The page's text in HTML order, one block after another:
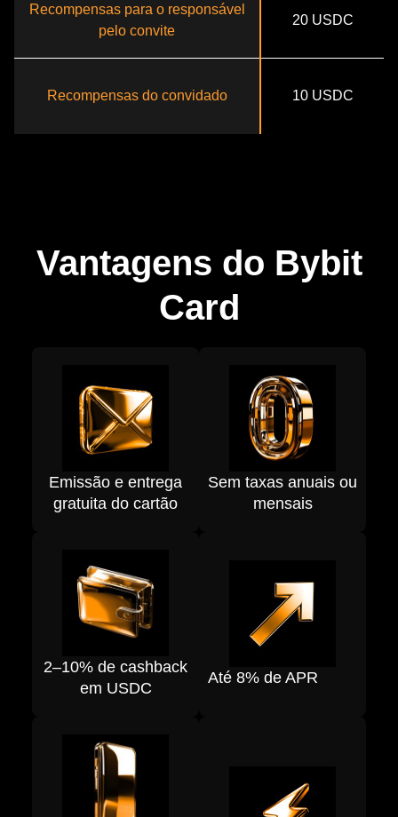
Recompensas para o responsável
pelo convite
Recompensas do convidado
20 USDC
10 USDC
Vantagens do Bybit
Card
Emissão e entrega
gratuita do cartão
Sem taxas anuais ou
mensais
2–10% de cashback
em USDC
Até 8% de APR